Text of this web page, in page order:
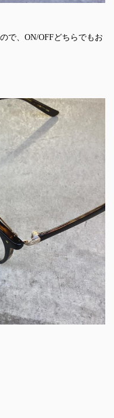
で、ON/OFFどちらでもお